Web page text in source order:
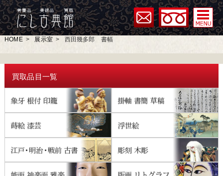
HOME> 展示室> 西田幾多郎 書幅
買取品目一覧